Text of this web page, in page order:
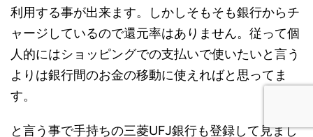
利用する事が出来ます。しかしそもそも銀行からチ
ャージしているので還元率はありません。従って個
人的にはショッピングでの支払いで使いたいと言う
よりは銀行間のお金の移動に使えればと思ってま
す。
と言う事で手持ちの三菱UFJ銀行も登録して見まし